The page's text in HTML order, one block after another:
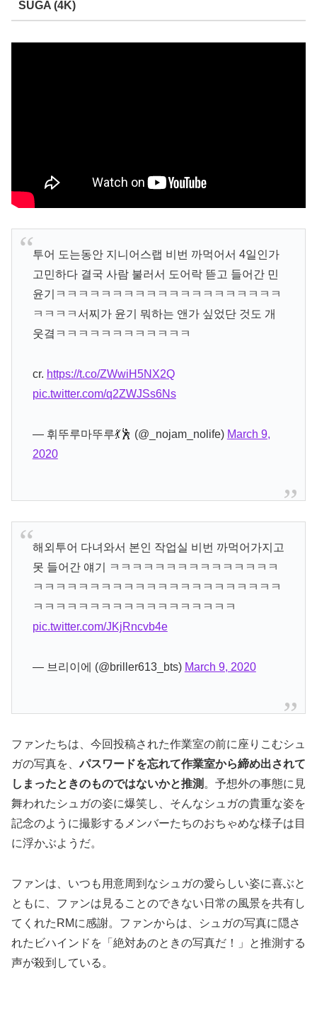
SUGA (4K)
투어 도는동안 지니어스랩 비번 까먹어서 4일인가
고민하다 결국 사람 불러서 도어락 뜯고 들어간 민
윤기ㅋㅋㅋㅋㅋㅋㅋㅋㅋㅋㅋㅋㅋㅋㅋㅋㅋㅋㅋㅋ
ㅋㅋㅋㅋ서찌가 윤기 뭐하는 앤가 싶었단 것도 개
웃곀ㅋㅋㅋㅋㅋㅋㅋㅋㅋㅋㅋㅋ
cr. https://t.co/ZWwiH5NX2Q
pic.twitter.com/q2ZWJSs6Ns
— 휘뚜루마뚜루💃🕺 (@_nojam_nolife) March 9,
2020
해외투어 다녀와서 본인 작업실 비번 까먹어가지고
못 들어간 얘기 ㅋㅋㅋㅋㅋㅋㅋㅋㅋㅋㅋㅋㅋㅋㅋ
ㅋㅋㅋㅋㅋㅋㅋㅋㅋㅋㅋㅋㅋㅋㅋㅋㅋㅋㅋㅋㅋㅋ
ㅋㅋㅋㅋㅋㅋㅋㅋㅋㅋㅋㅋㅋㅋㅋㅋㅋㅋ
pic.twitter.com/JKjRncvb4e
— 브리이에 (@briller613_bts) March 9, 2020
ファンたちは、今回投稿された作業室の前に座りこむシュ
ガの写真を、パスワードを忘れて作業室から締め出されて
しまったときのものではないかと推測 。予想外の事態に見
舞われたシュガの姿に爆笑し、そんなシュガの貴重な姿を
記念のように撮影するメンバーたちのおちゃめな様子は目
に浮かぶようだ。
ファンは、いつも用意周到なシュガの愛らしい姿に喜ぶと
ともに、ファンは見ることのできない日常の風景を共有し
てくれたRMに感謝。ファンからは、シュガの写真に隠さ
れたビハインドを「絶対あのときの写真だ！」と推測する
声が殺到している。